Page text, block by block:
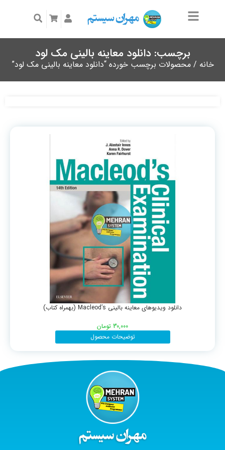
برچسب: دانلود معاینه بالینی مک لود
خانه / محصولات برچسب خورده “دانلود معاینه بالینی مک لود”
دانلود ویدیوهای معاینه بالینی Macleod’s (بهمراه کتاب)
30,000 تومان
توضیحات محصول